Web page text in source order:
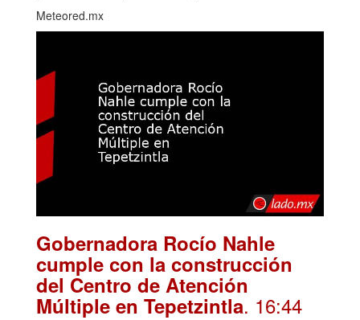
Meteored.mx
Gobernadora Rocío Nahle
cumple con la construcción
del Centro de Atención
Múltiple en Tepetzintla. 16:44